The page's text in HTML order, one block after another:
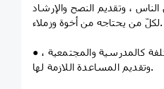
، وتقديم النصح والإرشاد
لكلّ من يحتاجه من أخوة وزملاء.
● الانتساب للجمعيات المختلفة كالمدرسية والمجتمعية ،
وتقديم المساعدة اللازمة لها.